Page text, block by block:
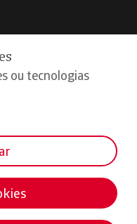
ou tecnologias